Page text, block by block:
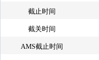
截止时间
截关时间
AMS截止时间